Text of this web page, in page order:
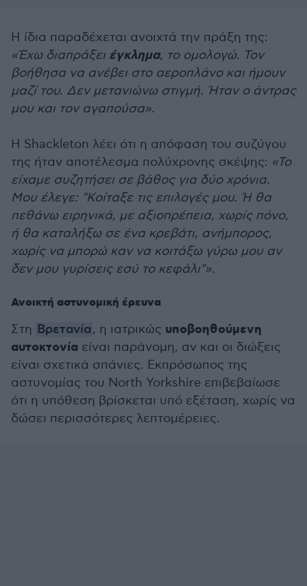
Η ίδια παραδέχεται ανοιχτά την πράξη της:
«Έχω διαπράξει έγκλημα, το ομολογώ. Τον
βοήθησα να ανέβει στο αεροπλάνο και ήμουν
μαζί του. Δεν μετανιώνω στιγμή. Ήταν ο άντρας
μου και τον αγαπούσα».
Η Shackleton λέει ότι η απόφαση του συζύγου
της ήταν αποτέλεσμα πολύχρονης σκέψης: «Το
είχαμε συζητήσει σε βάθος για δύο χρόνια.
Μου έλεγε: "Κοίταξε τις επιλογές μου. Ή θα
πεθάνω ειρηνικά, με αξιοπρέπεια, χωρίς πόνο,
ή θα καταλήξω σε ένα κρεβάτι, ανήμπορος,
χωρίς να μπορώ καν να κοιτάξω γύρω μου αν
δεν μου γυρίσεις εσύ το κεφάλι"».
Ανοικτή αστυνομική έρευνα
Στη Βρετανία, η ιατρικώς υποβοηθούμενη
αυτοκτονία είναι παράνομη, αν και οι διώξεις
είναι σχετικά σπάνιες. Εκπρόσωπος της
αστυνομίας του North Yorkshire επιβεβαίωσε
ότι η υπόθεση βρίσκεται υπό εξέταση, χωρίς να
δώσει περισσότερες λεπτομέρειες.